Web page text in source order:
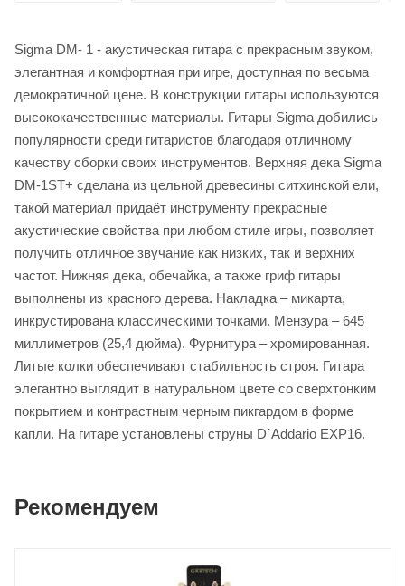
Sigma DM- 1 - акустическая гитара с прекрасным звуком,
элегантная и комфортная при игре, доступная по весьма
демократичной цене. В конструкции гитары используются
высококачественные материалы. Гитары Sigma добились
популярности среди гитаристов благодаря отличному
качеству сборки своих инструментов. Верхняя дека Sigma
DM-1ST+ сделана из цельной древесины ситхинской ели,
такой материал придаёт инструменту прекрасные
акустические свойства при любом стиле игры, позволяет
получить отличное звучание как низких, так и верхних
частот. Нижняя дека, обечайка, а также гриф гитары
выполнены из красного дерева. Накладка – микарта,
инкрустирована классическими точками. Мензура – 645
миллиметров (25,4 дюйма). Фурнитура – хромированная.
Литые колки обеспечивают стабильность строя. Гитара
элегантно выглядит в натуральном цвете со сверхтонким
покрытием и контрастным черным пикгардом в форме
капли. На гитаре установлены струны D´Addario EXP16.
Рекомендуем